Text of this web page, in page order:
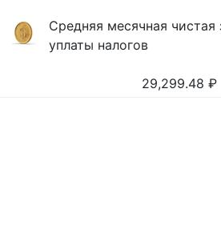
Средняя месячная чистая
уплаты налогов
29,299.48 ₽